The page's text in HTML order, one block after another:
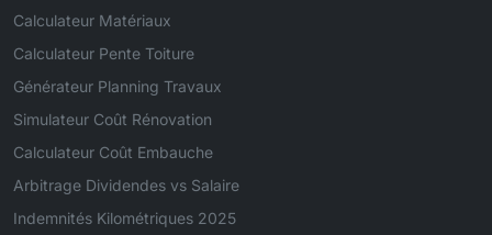
Calculateur Matériaux
Calculateur Pente Toiture
Générateur Planning Travaux
Simulateur Coût Rénovation
Calculateur Coût Embauche
Arbitrage Dividendes vs Salaire
Indemnités Kilométriques 2025